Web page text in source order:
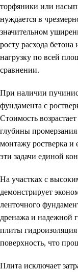
торфяники или
нуждается в
значительном
росту расхода
нагрузку по всей
сравнении.
При наличии
фундамента с
Стоимость
глубины
монтажу ростверка
эти задачи единой
На участках с
демонстрирует
ленточного
дренажа и надежной
плиты
поверхность, что
Плита исключает